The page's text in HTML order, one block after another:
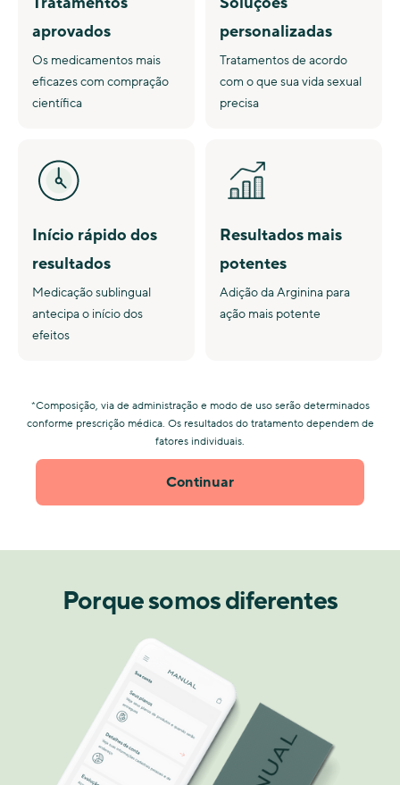
aprovados
Os medicamentos mais
eficazes com compração
científica
personalizadas
Tratamentos de acordo
com o que sua vida sexual
precisa
Início rápido dos
resultados
Medicação sublingual
antecipa o início dos
efeitos
Resultados mais
potentes
Adição da Arginina para
ação mais potente
*Composição, via de administração e modo de uso serão determinados
conforme prescrição médica. Os resultados do tratamento dependem de
fatores individuais.
Continuar
Porque somos diferentes